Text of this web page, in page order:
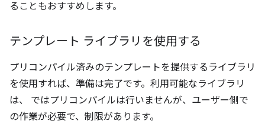
ることもおすすめします。
テンプレート ライブラリを使用する
プリコンパイル済みのテンプレートを提供するライブラリ
を使用すれば、準備は完了です。利用可能なライブラリ
は、 ではプリコンパイルは行いませんが、ユーザー側で
の作業が必要で、制限があります。